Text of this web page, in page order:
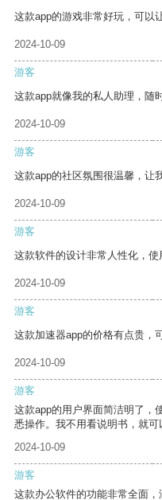
这款app的游戏非常好玩，可以
2024-10-09
游客
这款app就像我的私人助理，随
2024-10-09
游客
这款app的社区氛围很温馨，让
2024-10-09
游客
这款软件的设计非常人性化，使
2024-10-09
游客
这款加速器app的价格有点贵，
2024-10-09
游客
这款app的用户界面简洁明了，
悉操作。我不用看说明书，就可
2024-10-09
游客
这款办公软件的功能非常全面